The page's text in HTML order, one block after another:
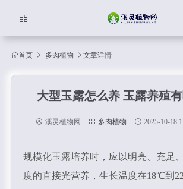
首页 多肉植物 文章详情
大型玉露怎么养 玉露养殖
溪灵植物网 多肉植物 2025-10-18
规模化玉露培养时，应以明亮、充足
度的直接光营养，生长温度在18℃到